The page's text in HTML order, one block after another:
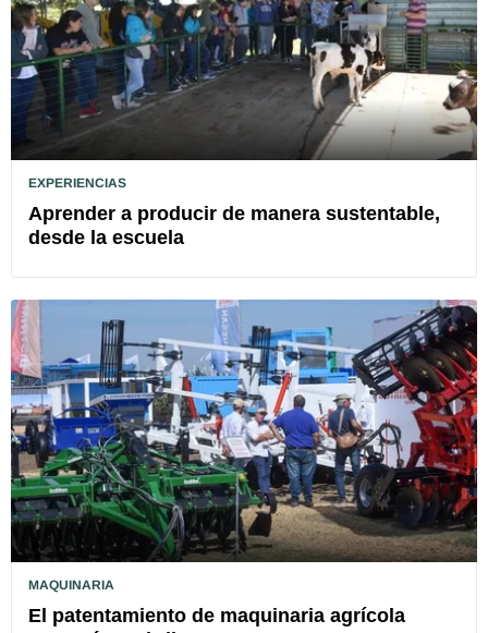
EXPERIENCIAS
Aprender a producir de manera sustentable,
desde la escuela
MAQUINARIA
El patentamiento de maquinaria agrícola